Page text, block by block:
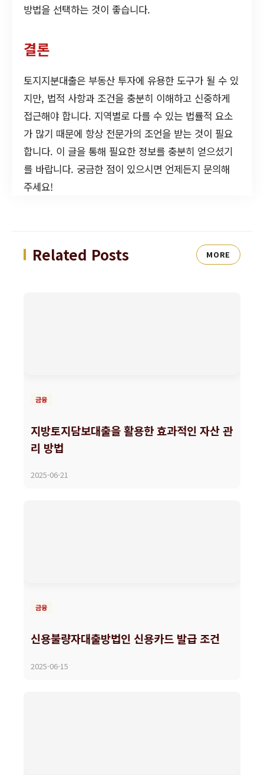
방법을 선택하는 것이 좋습니다.
결론
토지지분대출은 부동산 투자에 유용한 도구가 될 수 있
지만, 법적 사항과 조건을 충분히 이해하고 신중하게
접근해야 합니다. 지역별로 다를 수 있는 법률적 요소
가 많기 때문에 항상 전문가의 조언을 받는 것이 필요
합니다. 이 글을 통해 필요한 정보를 충분히 얻으셨기
를 바랍니다. 궁금한 점이 있으시면 언제든지 문의해
주세요!
Related Posts MORE
금융
지방토지담보대출을 활용한 효과적인 자산 관
리 방법
2025-06-21
금융
신용불량자대출방법인 신용카드 발급 조건
2025-06-15